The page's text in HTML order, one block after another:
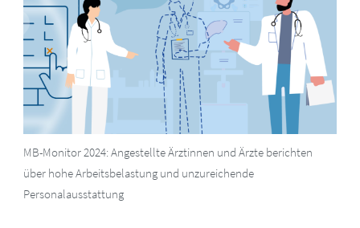
MB-Monitor 2024: Angestellte Ärztinnen und Ärzte berichten
über hohe Arbeitsbelastung und unzureichende
Personalausstattung